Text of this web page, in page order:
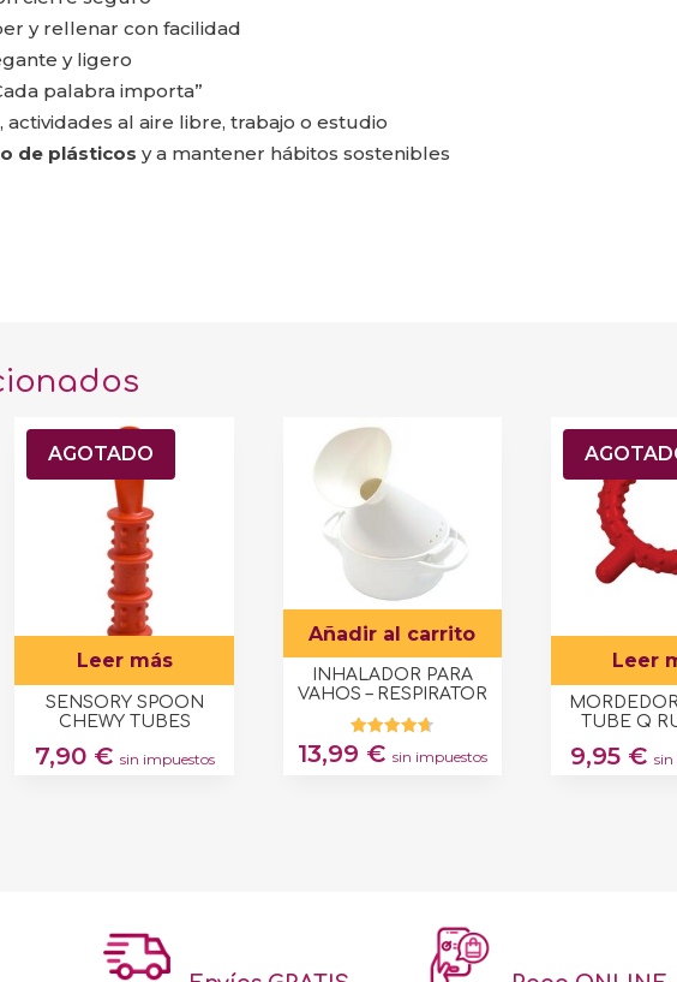
y rellenar con facilidad
y ligero
palabra importa”
, actividades al aire libre, trabajo o estudio
de plásticos y a mantener hábitos sostenibles
AGOTADO
Leer más
SENSORY SPOON
CHEWY TUBES
7,90 € sin impuestos
Añadir al carrito
INHALADOR PARA
VAHOS – RESPIRATOR
Valorado
con
13,99 € sin impuestos
Leer
TUBE Q
9,95 €